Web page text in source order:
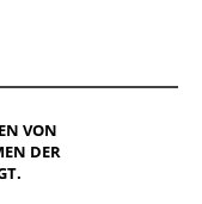
VON
DER